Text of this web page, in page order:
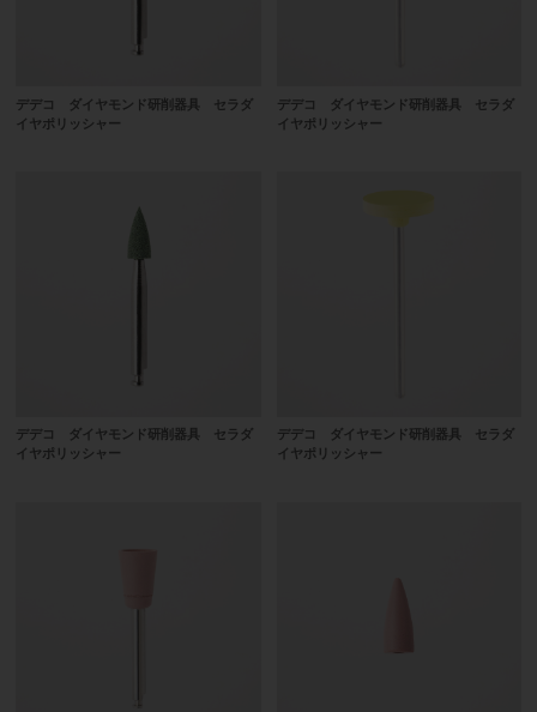
デデコ ダイヤモンド研削器具 セラダ
イヤポリッシャー
デデコ ダイヤモンド研削器具 セラダ
イヤポリッシャー
デデコ ダイヤモンド研削器具 セラダ
イヤポリッシャー
デデコ ダイヤモンド研削器具 セラダ
イヤポリッシャー